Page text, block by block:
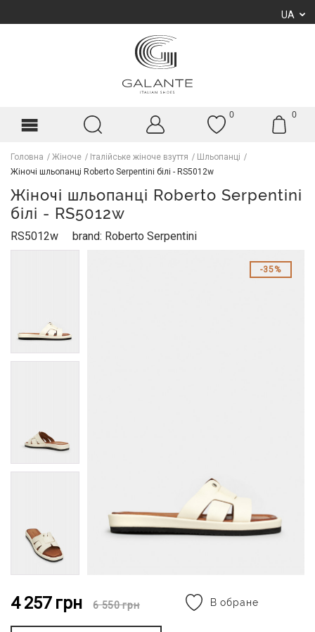
UA
0 0
Головна Жіноче Італійське жіноче взуття
Шльопанці
Жіночі шльопанці Roberto Serpentini білі - RS5012w
Жіночі шльопанці Roberto Serpentini
білі - RS5012w
RS5012w brand: Roberto Serpentini
35%
4 257 грн 6 550грн В обране